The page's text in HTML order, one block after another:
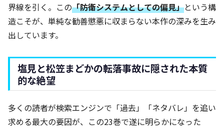
界線を引く。この「防衛システムとしての偏見」という構
造こそが、単純な勧善懲悪に収まらない本作の深みを生み
出しています。
塩見と松笠まどかの転落事故に隠された本質
的な絶望
多くの読者が検索エンジンで「過去」「ネタバレ」を追い
求める最大の要因が、この23巻で遂に明らかになった